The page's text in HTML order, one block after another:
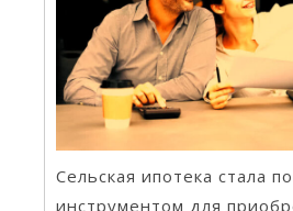
Сельская ипотека стала
инструментом для